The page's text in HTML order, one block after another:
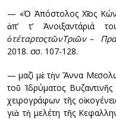
— «Ὁ Ἀπόστολος Χῖος
ἀπ’ τ’ Ἀνοιξαντάριά
ὁτέταρτοςτῶνΤριῶν–
2018. σσ. 107-128.
— μαζὶ μὲ τὴν Ἄννα
τοῦ Ἱδρύματος
χειρογράφων τῆς
γιὰ τὴ μελέτη τῆς